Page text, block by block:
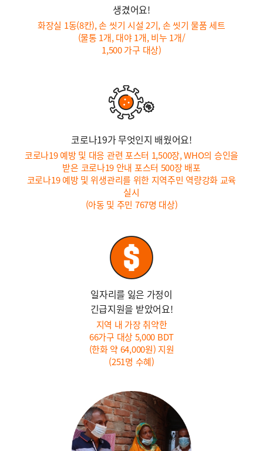
생겼어요!
화장실 1동(8칸), 손 씻기 시설 2기, 손 씻기 물품 세트
(물통 1개, 대야 1개, 비누 1개/
1,500 가구 대상)
코로나19가 무엇인지 배웠어요!
코로나19 예방 및 대응 관련 포스터 1,500장, WHO의 승인을
받은 코로나19 안내 포스터 500장 배포
코로나19 예방 및 위생관리를 위한 지역주민 역량강화 교육
실시
(아동 및 주민 767명 대상)
일자리를 잃은 가정이
긴급지원을 받았어요!
지역 내 가장 취약한
66가구 대상 5,000 BDT
(한화 약 64,000원) 지원
(251명 수혜)